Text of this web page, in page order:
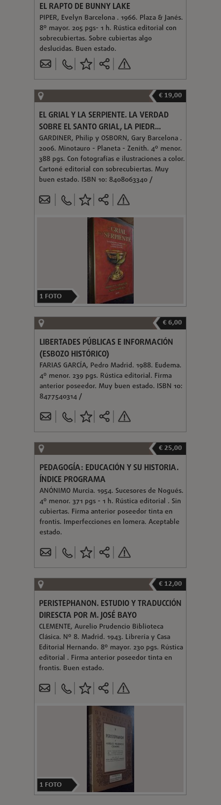
EL RAPTO DE BUNNY LAKE
PIPER, Evelyn Barcelona . 1966. Plaza & Janés.
8º mayor. 205 pgs- 1 h. Rústica editorial con
sobrecubiertas. Sobre cubiertas algo
deslucidas. Buen estado.
€ 19,00
EL GRIAL Y LA SERPIENTE. LA VERDAD
SOBRE EL SANTO GRIAL, LA PIEDR...
GARDINER, Philip y OSBORN, Gary Barcelona .
2006. Minotauro - Planeta - Zenith. 4º menor.
388 pgs. Con fotografías e ilustraciones a color.
Cartoné editorial con sobrecubiertas. Muy
buen estado. ISBN 10: 8408063340 /
1 FOTO
€ 6,00
LIBERTADES PÚBLICAS E INFORMACIÓN
(ESBOZO HISTÓRICO)
FARIAS GARCÍA, Pedro Madrid. 1988. Eudema.
4º menor. 239 pgs. Rústica editorial. Firma
anterior poseedor. Muy buen estado. ISBN 10:
8477540314 /
€ 25,00
PEDAGOGÍA: EDUCACIÓN Y SU HISTORIA.
ÍNDICE PROGRAMA
ANÓNIMO Murcia. 1954. Sucesores de Nogués.
4º menor. 371 pgs - 1 h. Rústica editorial . Sin
cubiertas. Firma anterior poseedor tinta en
frontis. Imperfecciones en lomera. Aceptable
estado.
€ 12,00
PERISTEPHANON. ESTUDIO Y TRADUCCIÓN
DIRESCTA POR M. JOSÉ BAYO
CLEMENTE, Aurelio Prudencio Biblioteca
Clásica. Nº 8. Madrid. 1943. Librería y Casa
Editorial Hernando. 8º mayor. 230 pgs. Rústica
editorial . Firma anterior poseedor tinta en
frontis. Buen estado.
1 FOTO